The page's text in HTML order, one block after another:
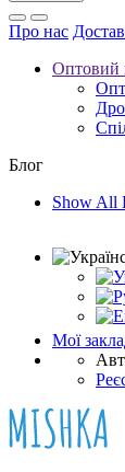
Про нас
Оптовий
Блог
Show All
Мої